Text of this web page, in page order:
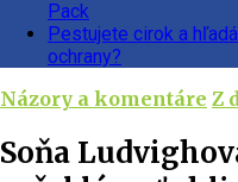
Pack
Pestujete cirok a
ochrany?
Názory a komentáre Z
Soňa